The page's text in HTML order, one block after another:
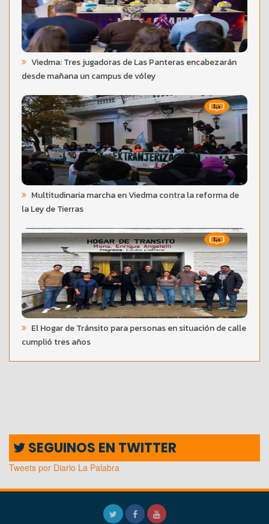
Viedma: Tres jugadoras de Las Panteras encabezarán
desde mañana un campus de vóley
Multitudinaria marcha en Viedma contra la reforma de
la Ley de Tierras
El Hogar de Tránsito para personas en situación de calle
cumplió tres años
SEGUINOS EN TWITTER
Tweets por Diario La Palabra